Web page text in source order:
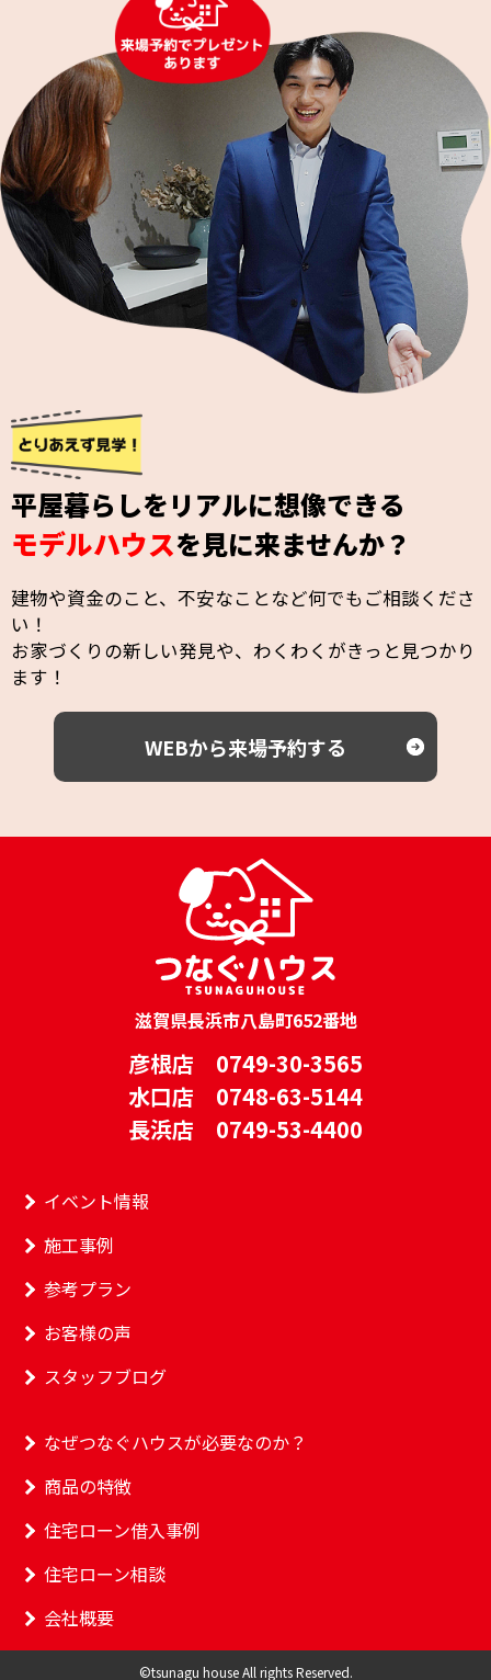
平屋暮らしをリアルに想像できる
モデルハウスを見に来ませんか？
建物や資金のこと、不安なことなど何でもご相談くださ
い！
お家づくりの新しい発見や、わくわくがきっと見つかり
ます！
WEBから来場予約する
滋賀県長浜市八島町652番地
彦根店 0749-30-3565
水口店 0748-63-5144
長浜店 0749-53-4400
イベント情報
施工事例
参考プラン
お客様の声
スタッフブログ
なぜつなぐハウスが必要なのか？
商品の特徴
住宅ローン借入事例
住宅ローン相談
会社概要
©tsunagu house All rights Reserved.